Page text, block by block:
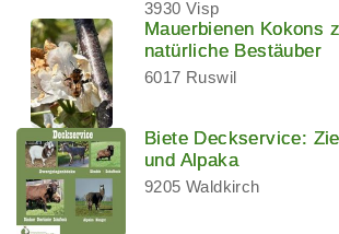
3930 Visp
Mauerbienen Kokons
natürliche Bestäuber
6017 Ruswil
Biete Deckservice:
und Alpaka
9205 Waldkirch